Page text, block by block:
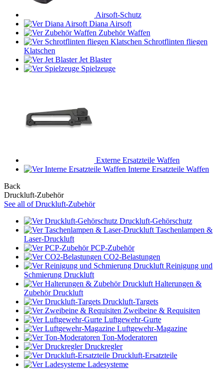
Airsoft-Schutz
Diana Airsoft
Zubehör Waffen
Schrotflinten fliegen
Klatschen
Jet Blaster
Spielzeuge
Externe Ersatzteile Waffen
Interne Ersatzteile Waffen
Back
Druckluft-Zubehör
See all of Druckluft-Zubehör
Druckluft-Gehörschutz
Taschenlampen &
Laser-Druckluft
PCP-Zubehör
CO2-Belastungen
Reinigung und
Schmierung Druckluft
Halterungen &
Zubehör Druckluft
Druckluft-Targets
Zweibeine & Requisiten
Luftgewehr-Gurte
Luftgewehr-Magazine
Ton-Moderatoren
Druckregler
Druckluft-Ersatzteile
Ladesysteme